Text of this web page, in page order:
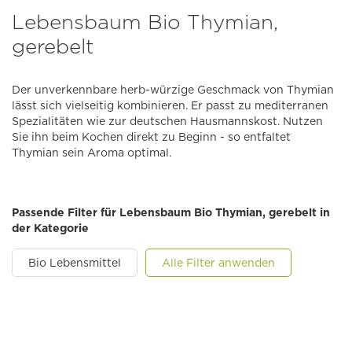
Lebensbaum Bio Thymian,
gerebelt
Der unverkennbare herb-würzige Geschmack von Thymian
lässt sich vielseitig kombinieren. Er passt zu mediterranen
Spezialitäten wie zur deutschen Hausmannskost. Nutzen
Sie ihn beim Kochen direkt zu Beginn - so entfaltet
Thymian sein Aroma optimal.
Passende Filter für Lebensbaum Bio Thymian, gerebelt in
der Kategorie
Bio Lebensmittel Alle Filter anwenden